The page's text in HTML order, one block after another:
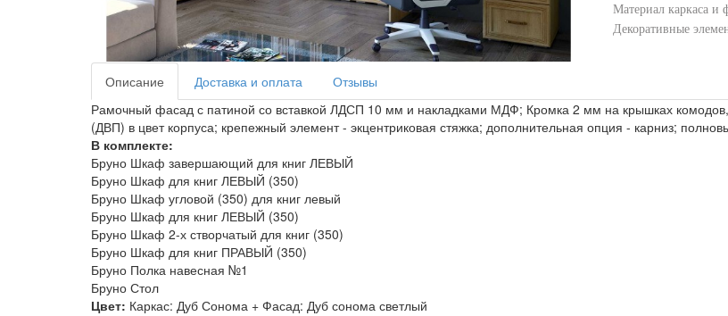
Материал каркаса и
Декоративные
Описание Доставка и оплата
Отзывы
Рамочный фасад с патиной со вставкой ЛДСП 10 мм и накладками МДФ; Кромка 2 мм на крышках
(ДВП) в цвет корпуса; крепежный элемент - экцентриковая стяжка; дополнительная опция - карниз;
В комплекте:
Бруно Шкаф завершающий для книг ЛЕВЫЙ
Бруно Шкаф для книг ЛЕВЫЙ (350)
Бруно Шкаф угловой (350) для книг левый
Бруно Шкаф для книг ЛЕВЫЙ (350)
Бруно Шкаф 2-х створчатый для книг (350)
Бруно Шкаф для книг ПРАВЫЙ (350)
Бруно Полка навесная №1
Бруно Стол
Цвет: Каркас: Дуб Сонома + Фасад: Дуб сонома светлый